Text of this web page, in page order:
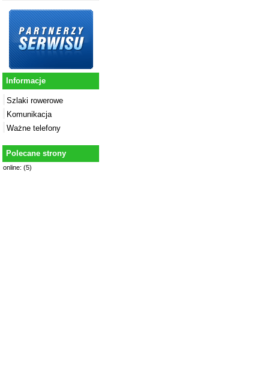
Informacje
Szlaki rowerowe
Komunikacja
Ważne telefony
Polecane strony
online: (5)